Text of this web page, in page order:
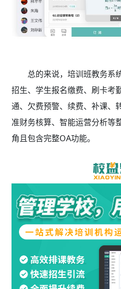
总的来说，培训班教务系
招生、学生报名缴费、刷卡考
通、欠费预警、续费、补课、
准财务核算、智能运营分析等
角且包含完整OA功能。